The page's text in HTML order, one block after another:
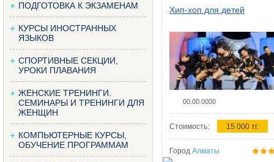
ПОДГОТОВКА К ЭКЗАМЕНАМ
КУРСЫ ИНОСТРАННЫХ
ЯЗЫКОВ
СПОРТИВНЫЕ СЕКЦИИ,
УРОКИ ПЛАВАНИЯ
ЖЕНСКИЕ ТРЕНИНГИ.
СЕМИНАРЫ И ТРЕНИНГИ ДЛЯ
ЖЕНЩИН
КОМПЬЮТЕРНЫЕ КУРСЫ,
ОБУЧЕНИЕ ПРОГРАММАМ
Хип-хоп для детей
00.00.0000
Стоимость: 15 000 тг.
Город Алматы